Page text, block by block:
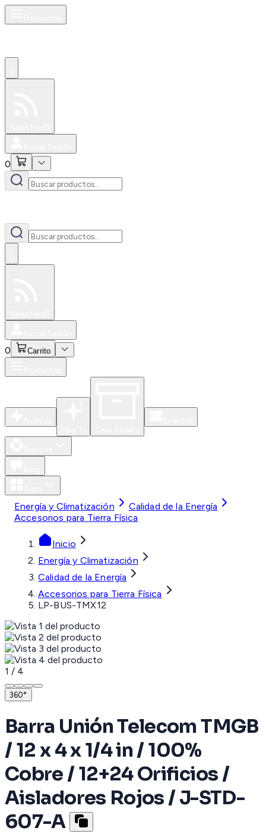
0
0 Carrito
Energía y Climatización
Calidad de la Energía
Accesorios para Tierra Física
Inicio
Energía y Climatización
Calidad de la Energía
Accesorios para Tierra Física
LP-BUS-TMX12
1 / 4
360°
Barra Unión Telecom TMGB
/ 12 x 4 x 1/4 in / 100%
Cobre / 12+24 Orificios /
Aisladores Rojos / J-STD-
607-A